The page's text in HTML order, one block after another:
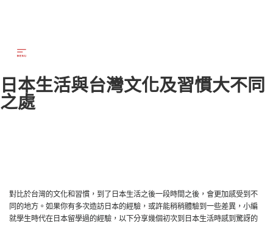
日本生活與台灣文化及習慣大不同
之處
對比於台灣的文化和習慣，到了日本生活之後一段時間之後，會更加感受到不
同的地方。如果你有多次造訪日本的經驗，或許能稍稍體驗到一些差異，小編
就學生時代在日本留學過的經驗，以下分享幾個初次到日本生活時感到驚訝的